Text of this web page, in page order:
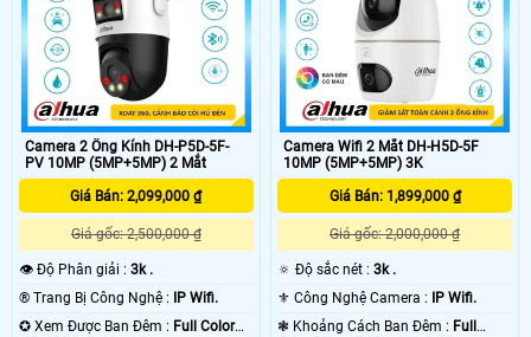
Camera 2 Ống Kính DH-P5D-5F-
PV 10MP (5MP+5MP) 2 Mắt
Giá Bán: 2,099,000 ₫
Giá gốc: 2,500,000 ₫
👁 Độ Phân giải : 3k .
®️ Trang Bị Công Nghệ :
IP Wifi.
✪ Xem Được Ban Đêm : Full Color
Camera Wifi 2 Mắt DH-H5D-5F
10MP (5MP+5MP) 3K
Giá Bán: 1,899,000 ₫
Giá gốc: 2,000,000 ₫
🔅 Độ sắc nét :3k .
⚜️ Công Nghệ Camera :
IP Wifi.
❃ Khoảng Cách Ban Đêm : Full